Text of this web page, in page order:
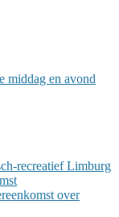
middag en avond
re­cre­a­tief Lim­burg
over